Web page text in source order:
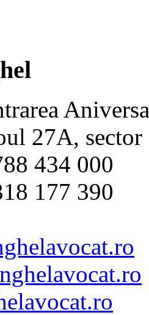
27A, sector
434 000
177 390